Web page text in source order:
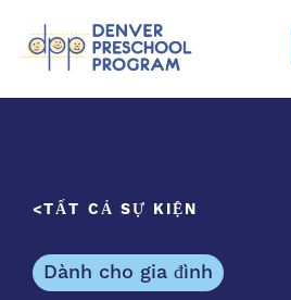
TẤT CẢ SỰ KIỆN
Dành cho gia đình